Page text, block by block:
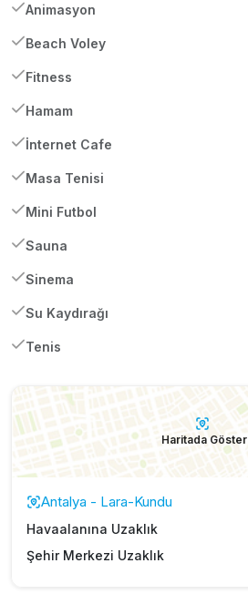
Animasyon
Beach Voley
Fitness
Hamam
İnternet Cafe
Masa Tenisi
Mini Futbol
Sauna
Sinema
Su Kaydırağı
Tenis
Haritada Göster
Antalya - Lara-Kundu
Havaalanına Uzaklık
Şehir Merkezi Uzaklık